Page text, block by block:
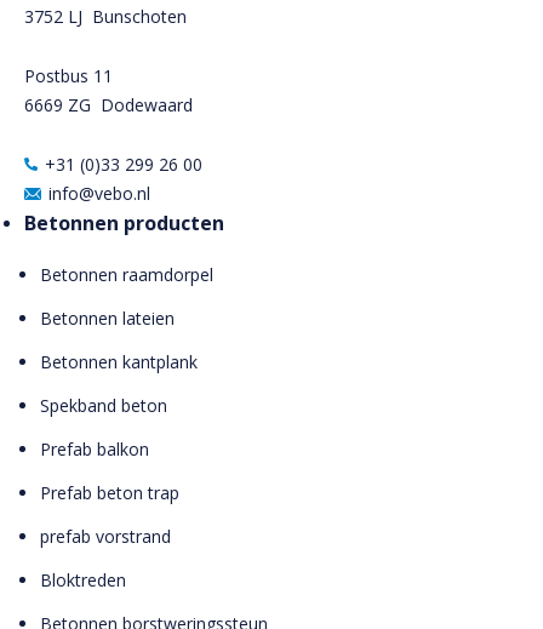
3752 LJ Bunschoten
Postbus 11
6669 ZG Dodewaard
+31 (0)33 299 26 00
info@vebo.nl
Betonnen producten
Betonnen raamdorpel
Betonnen lateien
Betonnen kantplank
Spekband beton
Prefab balkon
Prefab beton trap
prefab vorstrand
Bloktreden
Betonnen borstweringssteun